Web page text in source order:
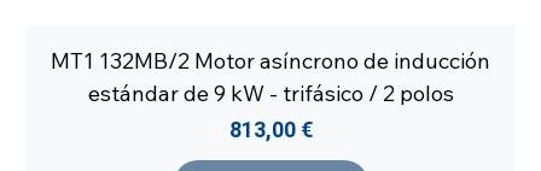
MT1 132MB/2 Motor asíncrono de inducción
estándar de 9 kW - trifásico / 2 polos
Precio
813,00 €